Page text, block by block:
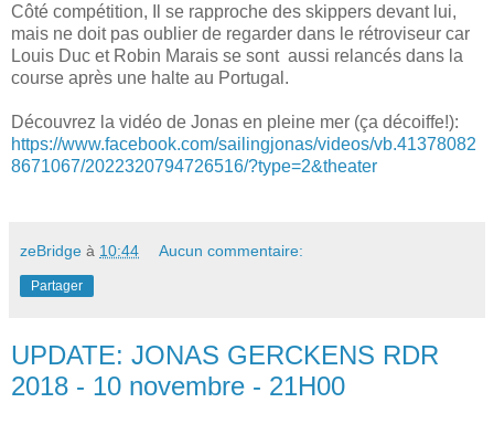
Côté compétition, Il se rapproche des skippers devant lui,
mais ne doit pas oublier de regarder dans le rétroviseur car
Louis Duc et Robin Marais se sont aussi relancés dans la
course après une halte au Portugal.
Découvrez la vidéo de Jonas en pleine mer (ça décoiffe!):
https://www.facebook.com/sailingjonas/videos/vb.41378082
8671067/2022320794726516/?type=2&theater
zeBridge à 10:44 Aucun commentaire:
Partager
UPDATE: JONAS GERCKENS RDR
2018 - 10 novembre - 21H00